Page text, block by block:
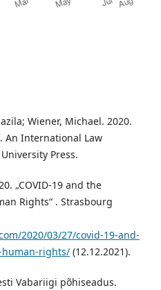
Wiener, Michael. 2020.
An International Law
Press.
„COVID-19 and the
Rights“ . Strasbourg
2020/03/27/covid-19-and-
human-rights/(12.12.2021).
Vabariigi põhiseadus.